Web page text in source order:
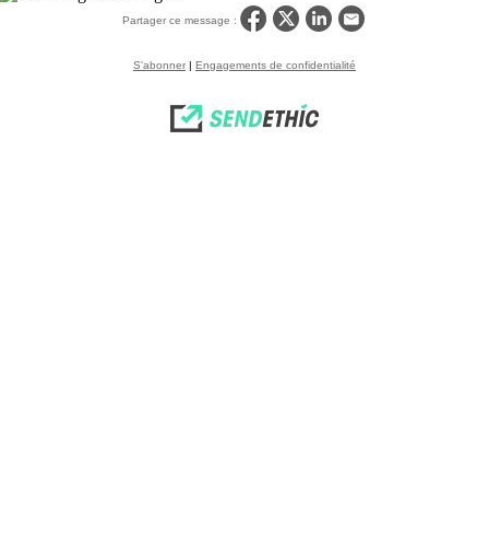
Partager ce message :
S'abonner | Engagements de confidentialité